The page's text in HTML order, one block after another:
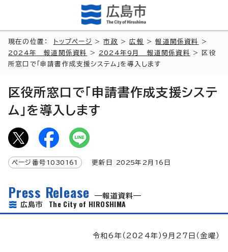
現在の位置： トップページ >市政 >広報 >報道関係資料
>
2024年 報道関係資料
> 2024年9月 報道関係資料
> 区役
所窓口で「申請書作成支援システム」を導入します
区役所窓口で「申請書作成支援システ
ム」を導入します
ページ番号 1030161 更新日 2025年2月 16 日
Press Release
報道資料
広島市 The City of HIROSHIMA
令和6年（2024年）9月27日（金曜）